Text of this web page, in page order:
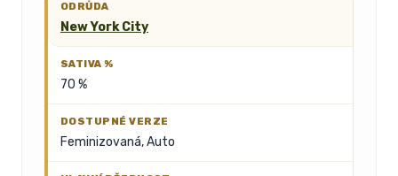
New York City
70 %
Feminizovaná, Auto